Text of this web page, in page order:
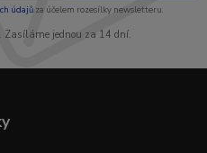
údajůza účelem rozesílky newsletteru.
Zasíláme jednou za 14 dní.